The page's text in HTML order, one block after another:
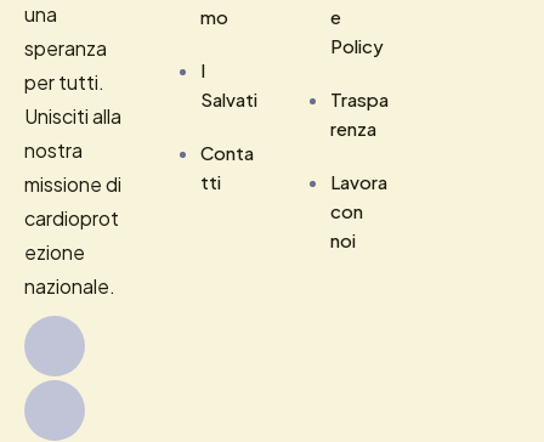
una
speranza
per tutti.
Unisciti alla
nostra
missione di
cardioprot
ezione
nazionale.
mo
I
Salvati
Conta
tti
e
Policy
Traspa
renza
Lavora
con
noi